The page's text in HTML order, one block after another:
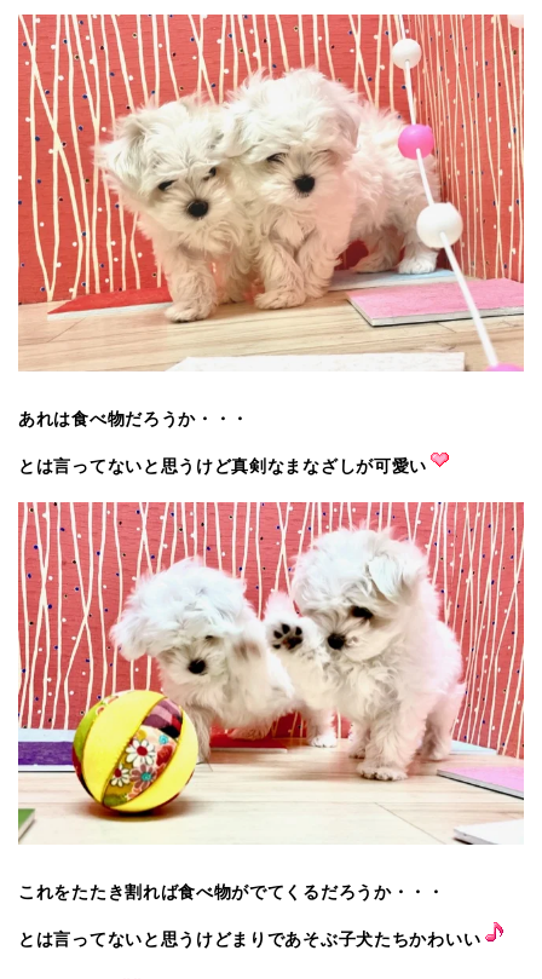
あれは食べ物だろうか・・・
とは言ってないと思うけど真剣なまなざしが可愛い
これをたたき割れば食べ物がでてくるだろうか・・・
とは言ってないと思うけどまりであそぶ子犬たちかわいい